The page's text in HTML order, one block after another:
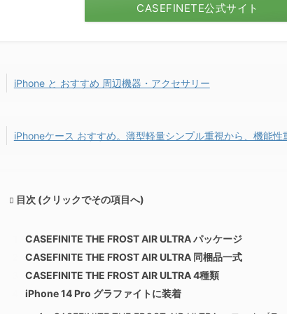
CASEFINETE公式サイト
iPhone と おすすめ 周辺機器・アクセサリー
iPhoneケース おすすめ。薄型軽量シンプル重視から、機能性
目次 (クリックでその項目へ)
CASEFINITE THE FROST AIR ULTRA パッケージ
CASEFINITE THE FROST AIR ULTRA 同梱品一式
CASEFINITE THE FROST AIR ULTRA 4種類
iPhone 14 Pro グラファイトに装着